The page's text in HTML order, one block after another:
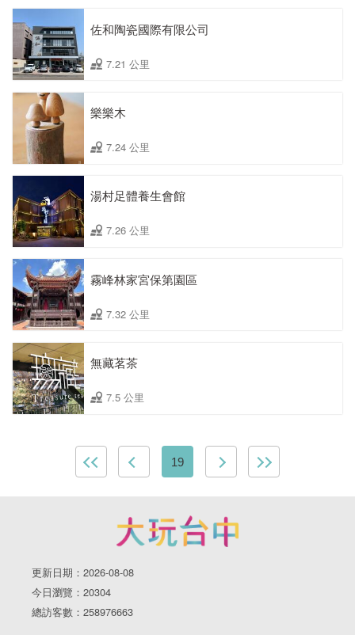
佐和陶瓷國際有限公司
7.21 公里
樂樂木
7.24 公里
湯村足體養生會館
7.26 公里
霧峰林家宮保第園區
7.32 公里
無藏茗茶
7.5 公里
19
更新日期：2026-08-08
今日瀏覽：20304
總訪客數：258976663